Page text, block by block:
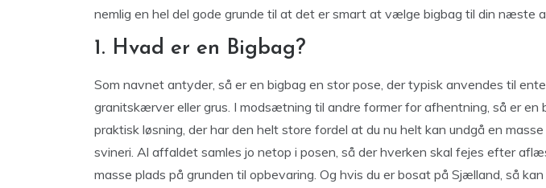
nemlig en hel del gode grunde til at det er smart at vælge bigbag til din næste
1. Hvad er en Bigbag?
Som navnet antyder, så er en bigbag en stor pose, der typisk anvendes til
granitskærver eller grus. I modsætning til andre former for afhentning, så er en
praktisk løsning, der har den helt store fordel at du nu helt kan undgå en
svineri. Al affaldet samles jo netop i posen, så der hverken skal fejes efter
masse plads på grunden til opbevaring. Og hvis du er bosat på Sjælland, så